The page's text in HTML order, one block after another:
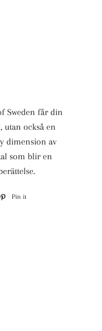
Sweden får din
utan också en
dimension av
som blir en
Pin it